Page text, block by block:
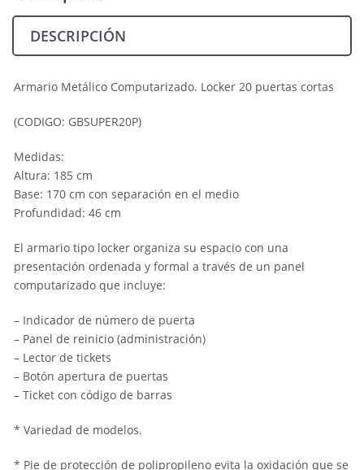
DESCRIPCIÓN
Armario Metálico Computarizado. Locker 20 puertas cortas
(CODIGO: GBSUPER20P)
Medidas:
Altura: 185 cm
Base: 170 cm con separación en el medio
Profundidad: 46 cm
El armario tipo locker organiza su espacio con una
presentación ordenada y formal a través de un panel
computarizado que incluye:
– Indicador de número de puerta
– Panel de reinicio (administración)
– Lector de tickets
– Botón apertura de puertas
– Ticket con código de barras
* Variedad de modelos.
* Pie de protección de polipropileno evita la oxidación que se